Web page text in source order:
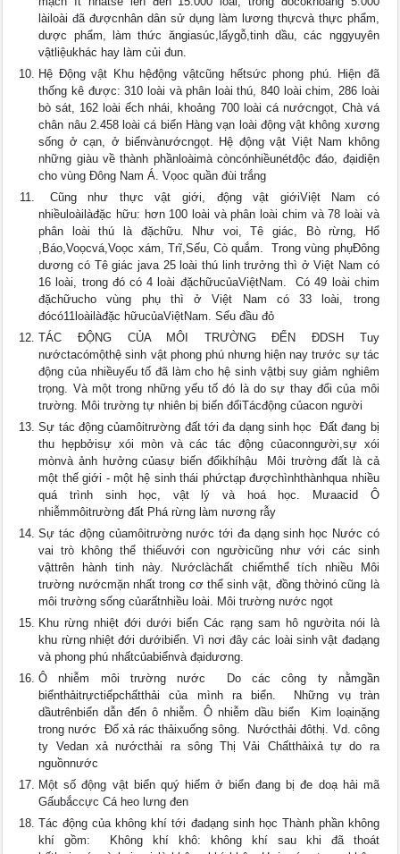
làiloài đã đượcnhân dân sử dụng làm lương thựcvà thực phẩm,
dược phẩm, làm thức ăngiasúc,lấygỗ,tinh dầu, các nggyuyên
vậtliệukhác hay làm củi đun.
Hệ Động vật Khu hệđộng vậtcũng hếtsức phong phú. Hiện đã
thống kê được: 310 loài và phân loài thú, 840 loài chim, 286 loài
bò sát, 162 loài ếch nhái, khoảng 700 loài cá nướcngọt, Chà vá
chân nâu 2.458 loài cá biển Hàng vạn loài động vật không xương
sống ở cạn, ở biểnvànướcngọt. Hệ động vật Việt Nam không
những giàu về thành phầnloàimà còncónhiềunétđộc đáo, đạidiện
cho vùng Đông Nam Á. Vọoc quần đùi trắng
 Cũng như thực vật giới, động vật giớiViệt Nam có
nhiềuloàilàđặc hữu: hơn 100 loài và phân loài chim và 78 loài và
phân loài thú là đặchữu. Như voi, Tê giác, Bò rừng, Hổ
,Báo,Voọcvá,Voọc xám, Trĩ,Sếu, Cò quắm.  Trong vùng phụĐông
dương có Tê giác java 25 loài thú linh trưởng thì ở Việt Nam có
16 loài, trong đó có 4 loài đặchữucủaViệtNam.  Có 49 loài chim
đặchữucho vùng phụ thì ở Việt Nam có 33 loài, trong
đócó11loàilàđặc hữucủaViệtNam. Sếu đầu đỏ
TÁC ĐỘNG CỦA MÔI TRƯỜNG ĐẾN ĐDSH Tuy
nướctacómộthệ sinh vật phong phú nhưng hiện nay trước sự tác
động của nhiềuyếu tố đã làm cho hệ sinh vậtbị suy giảm nghiêm
trọng. Và một trong những yếu tố đó là do sự thay đổi của môi
trường. Môi trường tự nhiên bị biến đổiTácđộng củacon người
Sự tác động củamôitrường đất tới đa dạng sinh học  Đất đang bị
thu hẹpbởisự xói mòn và các tác động củaconngười,sự xói
mònvà ảnh hưởng củasự biến đổikhíhậu  Môi trường đất là cả
một thế giới - một hệ sinh thái phứctạp đượchìnhthànhqua nhiều
quá trình sinh học, vật lý và hoá học. Mưaacid Ô
nhiễmmôitrường đất Phá rừng làm nương rẫy
Sự tác động củamôitrường nước tới đa dạng sinh học Nước có
vai trò không thể thiếuvới con ngườicũng như với các sinh
vậttrên hành tinh này. Nướclàchất chiếmthể tích nhiều Môi
trường nướcmặn nhất trong cơ thể sinh vật, đồng thờinó cũng là
môi trường sống củarấtnhiều loài. Môi trường nước ngọt
Khu rừng nhiệt đới dưới biển Các rạng sam hô ngườita nói là
khu rừng nhiệt đới dướibiển. Vì nơi đây các loài sinh vật đadạng
và phong phú nhấtcủabiểnvà đạidương.
Ô nhiễm môi trường nước  Do các công ty nằmgần
biểnthảitrựctiếpchấtthải của mình ra biển.  Những vụ tràn
dầutrênbiển dẫn đến ô nhiễm. Ô nhiễm dầu biển  Kim loạinặng
trong nước  Đổ xả rác thảixuống sông.  Nướcthải đôthị. Vd. công
ty Vedan xả nướcthải ra sông Thị Vải Chấtthảixả tự do ra
nguồnnước
Một số động vật biển quý hiếm ở biển đang bị đe doạ hải mã
Gấubắccực Cá heo lưng đen
Tác động của không khí tới đadạng sinh học Thành phần không
khí gồm:  Không khí khô: không khí sau khi đã thoát